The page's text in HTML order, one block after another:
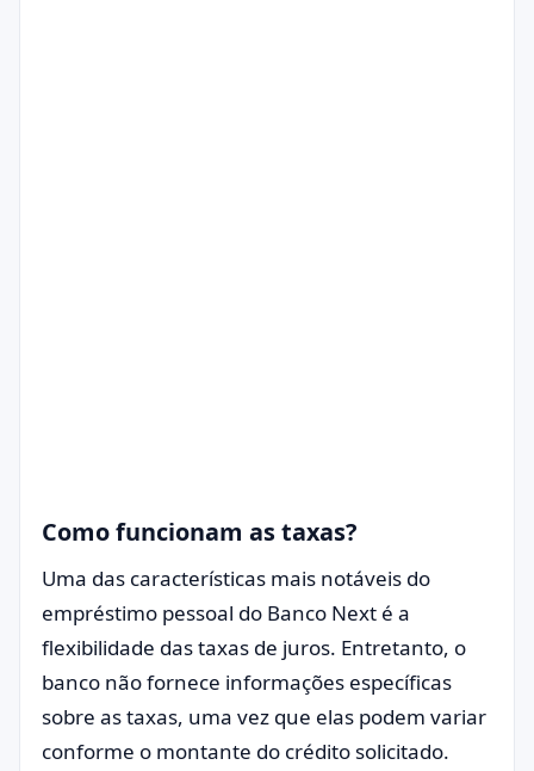
Como funcionam as taxas?
Uma das características mais notáveis do
empréstimo pessoal do Banco Next é a
flexibilidade das taxas de juros. Entretanto, o
banco não fornece informações específicas
sobre as taxas, uma vez que elas podem variar
conforme o montante do crédito solicitado.